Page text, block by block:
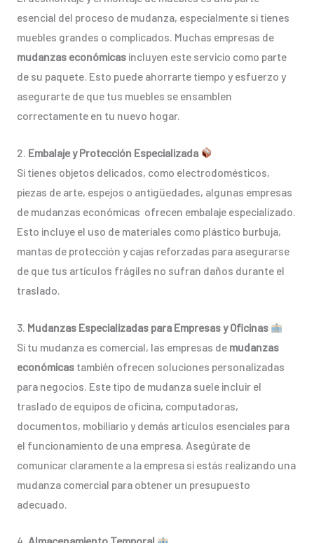
esencial del proceso de mudanza, especialmente si tienes
muebles grandes o complicados. Muchas empresas de
mudanzas económicasincluyen este servicio como parte
de su paquete. Esto puede ahorrarte tiempo y esfuerzo y
asegurarte de que tus muebles se ensamblen
correctamente en tu nuevo hogar.
2. Embalaje y Protección Especializada
Si tienes objetos delicados, como electrodomésticos,
piezas de arte, espejos o antigüedades, algunas empresas
de mudanzas económicas ofrecen embalaje especializado.
Esto incluye el uso de materiales como plástico burbuja,
mantas de protección y cajas reforzadas para asegurarse
de que tus artículos frágiles no sufran daños durante el
traslado.
3. Mudanzas Especializadas para Empresas y Oficinas
Si tu mudanza es comercial, las empresas de mudanzas
económicas también ofrecen soluciones personalizadas
para negocios. Este tipo de mudanza suele incluir el
traslado de equipos de oficina, computadoras,
documentos, mobiliario y demás artículos esenciales para
el funcionamiento de una empresa. Asegúrate de
comunicar claramente a la empresa si estás realizando una
mudanza comercial para obtener un presupuesto
adecuado.